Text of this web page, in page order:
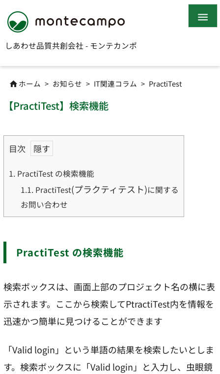
しあわせ品質共創会社 - モンテカンポ

 ホーム > お知らせ > IT関連コラム > PractiTest
【PractiTest】検索機能
目次
1. PractiTest の検索機能
1.1.PractiTest(プラクティテスト)に関する
お問い合わせ
PractiTest の検索機能
検索ボックスは、画面上部のプロジェクト名の横に表
示されます。ここから検索してPtractiTest内を情報を
迅速かつ簡単に見つけることができます
「Valid login」という単語の結果を検索したいとしま
す。検索ボックスに「Valid login」と入力し、虫眼鏡